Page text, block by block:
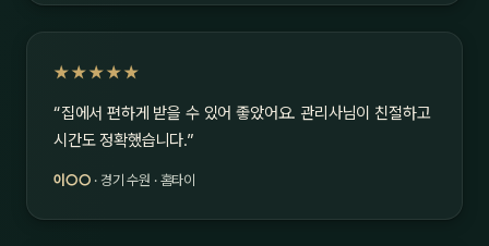
★★★★★
“집에서 편하게 받을 수 있어 좋았어요. 관리사님이 친절하고
시간도 정확했습니다.”
이○○ · 경기 수원 · 홈타이